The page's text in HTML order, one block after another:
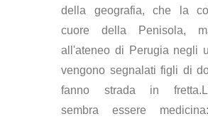
della geografia, che la
cuore della Penisola,
all'ateneo di Perugia negli
vengono segnalati figli di
fanno strada in
sembra essere